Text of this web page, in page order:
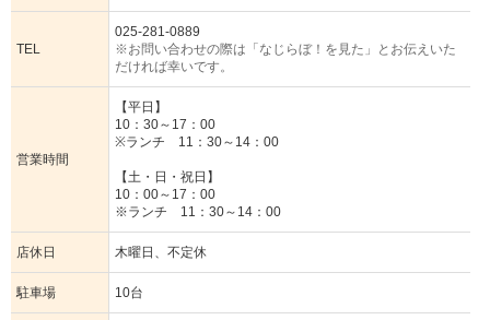
TEL
025-281-0889
※お問い合わせの際は「なじらぼ！を見た」とお伝えいた
だければ幸いです。
営業時間
【平日】
10：30～17：00
※ランチ 11：30～14：00
【土・日・祝日】
10：00～17：00
※ランチ 11：30～14：00
店休日 木曜日、不定休
駐車場 10台